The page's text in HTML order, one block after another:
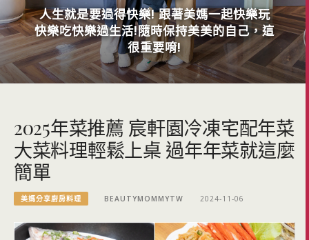
人生就是要過得快樂! 跟著美媽一起快樂玩
快樂吃快樂過生活!隨時保持美美的自己，這
很重要唷!
2025年菜推薦 宸軒園冷凍宅配年菜
大菜料理輕鬆上桌 過年年菜就這麼
簡單
美媽分享廚房料理 BEAUTYMOMMYTW 2024-11-06